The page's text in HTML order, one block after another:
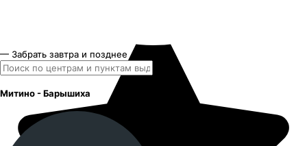
— Забрать завтра и позднее
Митино - Барышиха